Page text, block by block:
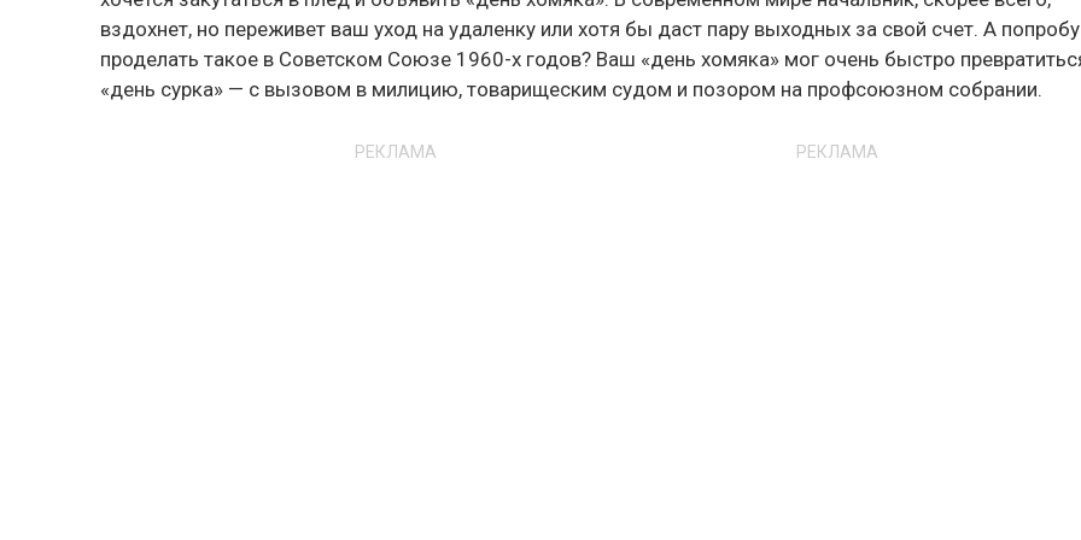
вздохнет, но переживет ваш уход на удаленку или хотя бы даст пару выходных за свой счет. А
проделать такое в Советском Союзе 1960-х годов? Ваш «день хомяка» мог очень быстро
«день сурка» — с вызовом в милицию, товарищеским судом и позором на профсоюзном собрании.
РЕКЛАМА РЕКЛАМА